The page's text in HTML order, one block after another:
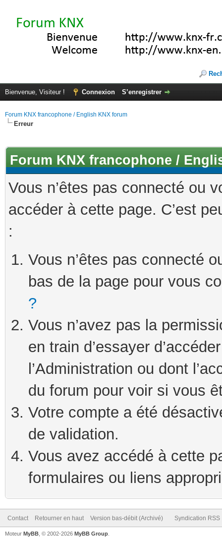
Bienvenue, Visiteur ! Connexion S’enregistrer
Forum KNX francophone / English KNX forum
Erreur
Forum KNX francophone /
Vous n’êtes pas connecté ou
accéder à cette page. C’est
:
Vous n’êtes pas connecté
bas de la page pour vous
?
Vous n’avez pas la
en train d’essayer
l’Administration ou dont
du forum pour voir si vous
Votre compte a été
de validation.
Vous avez accédé à cette
formulaires ou liens
Contact Retourner en haut Version bas-débit (Archivé) Syndication RSS
Moteur MyBB , © 2002-2026 MyBB Group